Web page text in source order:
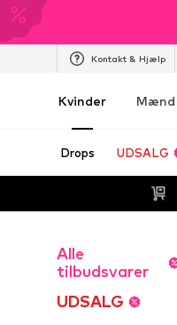
Kontakt & Hjælp
Kvinder Mænd
Drops UDSALG
Alle
tilbudsvarer
UDSALG